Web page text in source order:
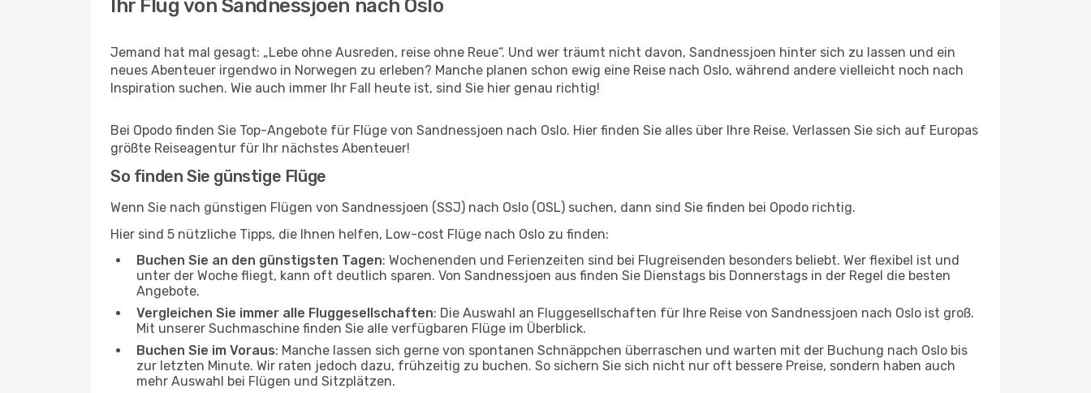
Ihr Flug von Sandnessjoen nach Oslo
Jemand hat mal gesagt: „Lebe ohne Ausreden, reise ohne Reue“. Und wer träumt nicht davon, Sandnessjoen hinter sich zu lassen und ein
neues Abenteuer irgendwo in Norwegen zu erleben? Manche planen schon ewig eine Reise nach Oslo, während andere vielleicht noch nach
Inspiration suchen. Wie auch immer Ihr Fall heute ist, sind Sie hier genau richtig!
Bei Opodo finden Sie Top-Angebote für Flüge von Sandnessjoen nach Oslo. Hier finden Sie alles über Ihre Reise. Verlassen Sie sich auf Europas
größte Reiseagentur für Ihr nächstes Abenteuer!
So finden Sie günstige Flüge
Wenn Sie nach günstigen Flügen von Sandnessjoen (SSJ) nach Oslo (OSL) suchen, dann sind Sie finden bei Opodo richtig.
Hier sind 5 nützliche Tipps, die Ihnen helfen, Low-cost Flüge nach Oslo zu finden:
Buchen Sie an den günstigsten Tagen: Wochenenden und Ferienzeiten sind bei Flugreisenden besonders beliebt. Wer flexibel ist und
unter der Woche fliegt, kann oft deutlich sparen. Von Sandnessjoen aus finden Sie Dienstags bis Donnerstags in der Regel die besten
Angebote.
Vergleichen Sie immer alle Fluggesellschaften: Die Auswahl an Fluggesellschaften für Ihre Reise von Sandnessjoen nach Oslo ist groß.
Mit unserer Suchmaschine finden Sie alle verfügbaren Flüge im Überblick.
Buchen Sie im Voraus: Manche lassen sich gerne von spontanen Schnäppchen überraschen und warten mit der Buchung nach Oslo bis
zur letzten Minute. Wir raten jedoch dazu, frühzeitig zu buchen. So sichern Sie sich nicht nur oft bessere Preise, sondern haben auch
mehr Auswahl bei Flügen und Sitzplätzen.